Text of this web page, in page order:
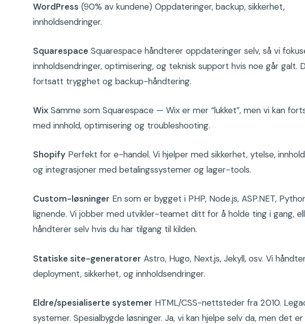
WordPress (90% av kundene) Oppdateringer, backup, sikkerhet,
innholdsendringer.
Squarespace Squarespace håndterer oppdateringer selv, så vi
innholdsendringer, optimisering, og teknisk support hvis noe går galt.
fortsatt trygghet og backup-håndtering.
Wix Samme som Squarespace — Wix er mer “lukket”, men vi kan
med innhold, optimisering og troubleshooting.
Shopify Perfekt for e-handel. Vi hjelper med sikkerhet, ytelse,
og integrasjoner med betalingssystemer og lager-tools.
Custom-løsninger En som er bygget i PHP, Node.js, ASP.NET,
lignende. Vi jobber med utvikler-teamet ditt for å holde ting i gang,
håndterer selv hvis du har tilgang til kilden.
Statiske site-generatorer Astro, Hugo, Next.js, Jekyll, osv. Vi
deployment, sikkerhet, og innholdsendringer.
Eldre/spesialiserte systemer HTML/CSS-nettsteder fra 2010.
systemer. Spesialbygde løsninger. Ja, vi kan hjelpe selv da, men det er